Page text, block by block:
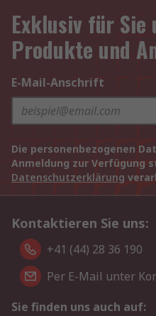
Exklusiv für Sie
Produkte und
E-Mail-Anschrift
Die personenbezogenen
Anmeldung zur Verfügung
Datenschutzerklärung
Kontaktieren Sie uns:
+41 (44) 28 36 190
Per E-Mail unter
Sie finden uns auch auf: